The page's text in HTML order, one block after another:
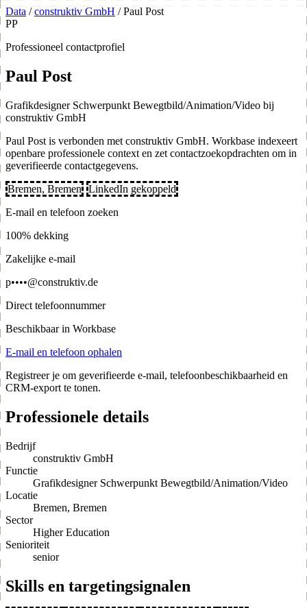
Data / construktiv GmbH / Paul Post
PP
Professioneel contactprofiel
Paul Post
Grafikdesigner Schwerpunkt Bewegtbild/Animation/Video bij
construktiv GmbH
Paul Post is verbonden met construktiv GmbH. Workbase indexeert
openbare professionele context en zet contactzoekopdrachten om in
geverifieerde contactgegevens.
Bremen, Bremen
LinkedIn gekoppeld
E-mail en telefoon zoeken
100% dekking
Zakelijke e-mail
p••••@construktiv.de
Direct telefoonnummer
Beschikbaar in Workbase
E-mail en telefoon ophalen
Registreer je om geverifieerde e-mail, telefoonbeschikbaarheid en
CRM-export te tonen.
Professionele details
Bedrijf
construktiv GmbH
Functie
Grafikdesigner Schwerpunkt Bewegtbild/Animation/Video
Locatie
Bremen, Bremen
Sector
Higher Education
Senioriteit
senior
Skills en targetingsignalen